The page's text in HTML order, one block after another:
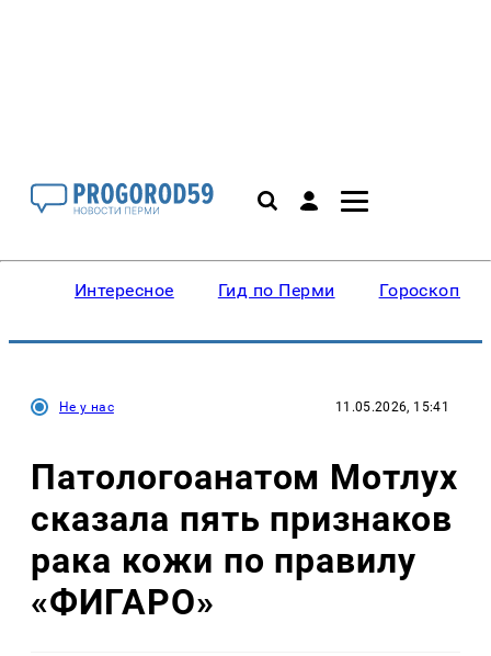
Интересное Гид по Перми Гороскопы
Не у нас 11.05.2026, 15:41
Патологоанатом Мотлух
сказала пять признаков
рака кожи по правилу
«ФИГАРО»